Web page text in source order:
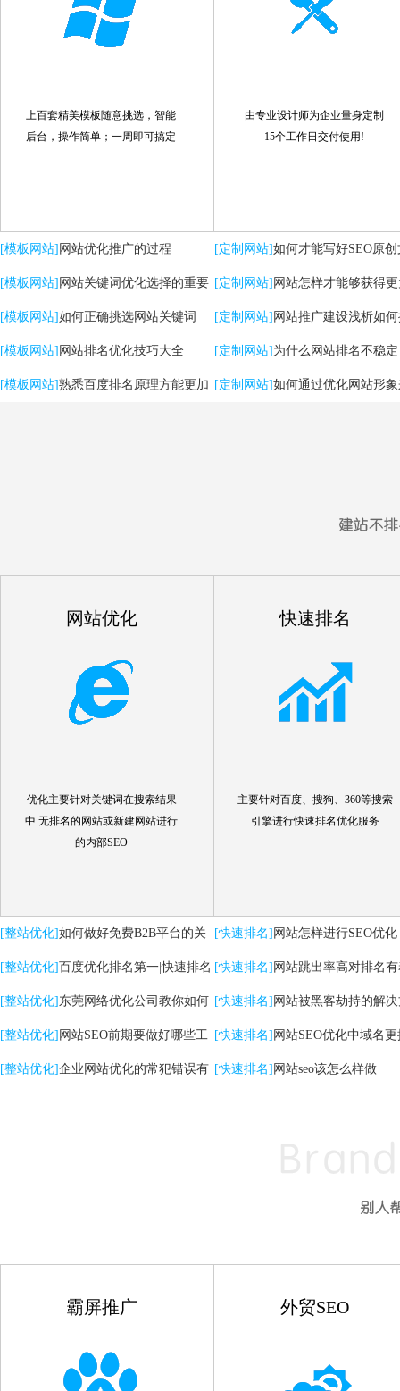
上百套精美模板随意挑选，智能
后台，操作简单；一周即可搞定
由专业设计师为企业量身定制
15个工作日交付使用!
[模板网站] 网站优化推广的过程
[模板网站] 网站关键词优化选择的重要
性
[模板网站]如何正确挑选网站关键词
[模板网站] 网站排名优化技巧大全
[模板网站]熟悉百度排名原理方能更加
[定制网站]如何才能写好SEO原
[定制网站] 网站怎样才能够获得
流量？
[定制网站] 网站推广建设浅析如
用户体验
[定制网站] 为什么网站排名不稳
[定制网站]如何通过优化网站形
网站优化
优化主要针对关键词在搜索结果
中 无排名的网站或新建网站进行
的内部SEO
快速排名
主要针对百度、搜狗、360等搜索
引擎进行快速排名优化服务
[整站优化]如何做好免费B2B平台的关
键词优化推广
[整站优化]百度优化排名第一|快速排名
关键词|自然排名优化
[整站优化] 东莞网络优化公司教你如何
提升网站转化率
[整站优化] 网站SEO前期要做好哪些工
作
[整站优化]企业网站优化的常犯错误有
[快速排名] 网站怎样进行SEO优化
[快速排名] 网站跳出率高对排名
高的影响
[快速排名] 网站被黑客劫持的解
[快速排名] 网站SEO优化中域名
点
[快速排名] 网站seo该怎么样做
霸屏推广 外贸SEO